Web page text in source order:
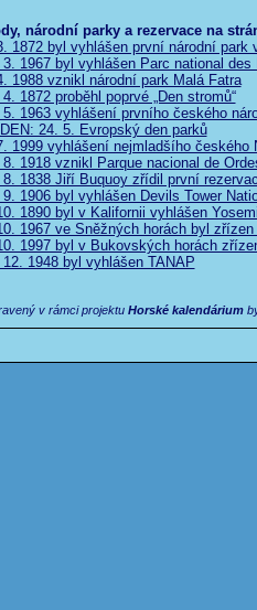
národní parky a rezervace na
1872 byl vyhlášen první národní park
1967 byl vyhlášen Parc national des
1988 vznikl národní park Malá Fatra
1872 proběhl poprvé „Den stromů“
1963 vyhlášení prvního českého
24. 5. Evropský den parků
1999 vyhlášení nejmladšího českého
1918 vznikl Parque nacional de
1838 Jiří Buquoy zřídil první
1906 byl vyhlášen Devils Tower
1890 byl v Kalifornii vyhlášen
1967 ve Sněžných horách byl
1997 byl v Bukovských horách
1948 byl vyhlášen TANAP
v rámci projektu Horské kalendárium